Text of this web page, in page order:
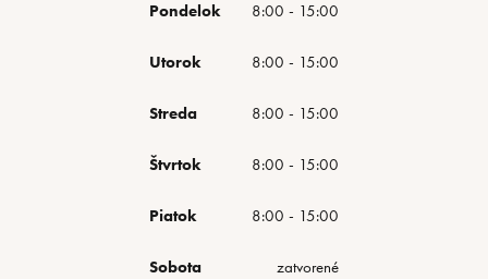
Pondelok 8:00 - 15:00
Utorok 8:00 - 15:00
Streda 8:00 - 15:00
Štvrtok 8:00 - 15:00
Piatok 8:00 - 15:00
Sobota zatvorené